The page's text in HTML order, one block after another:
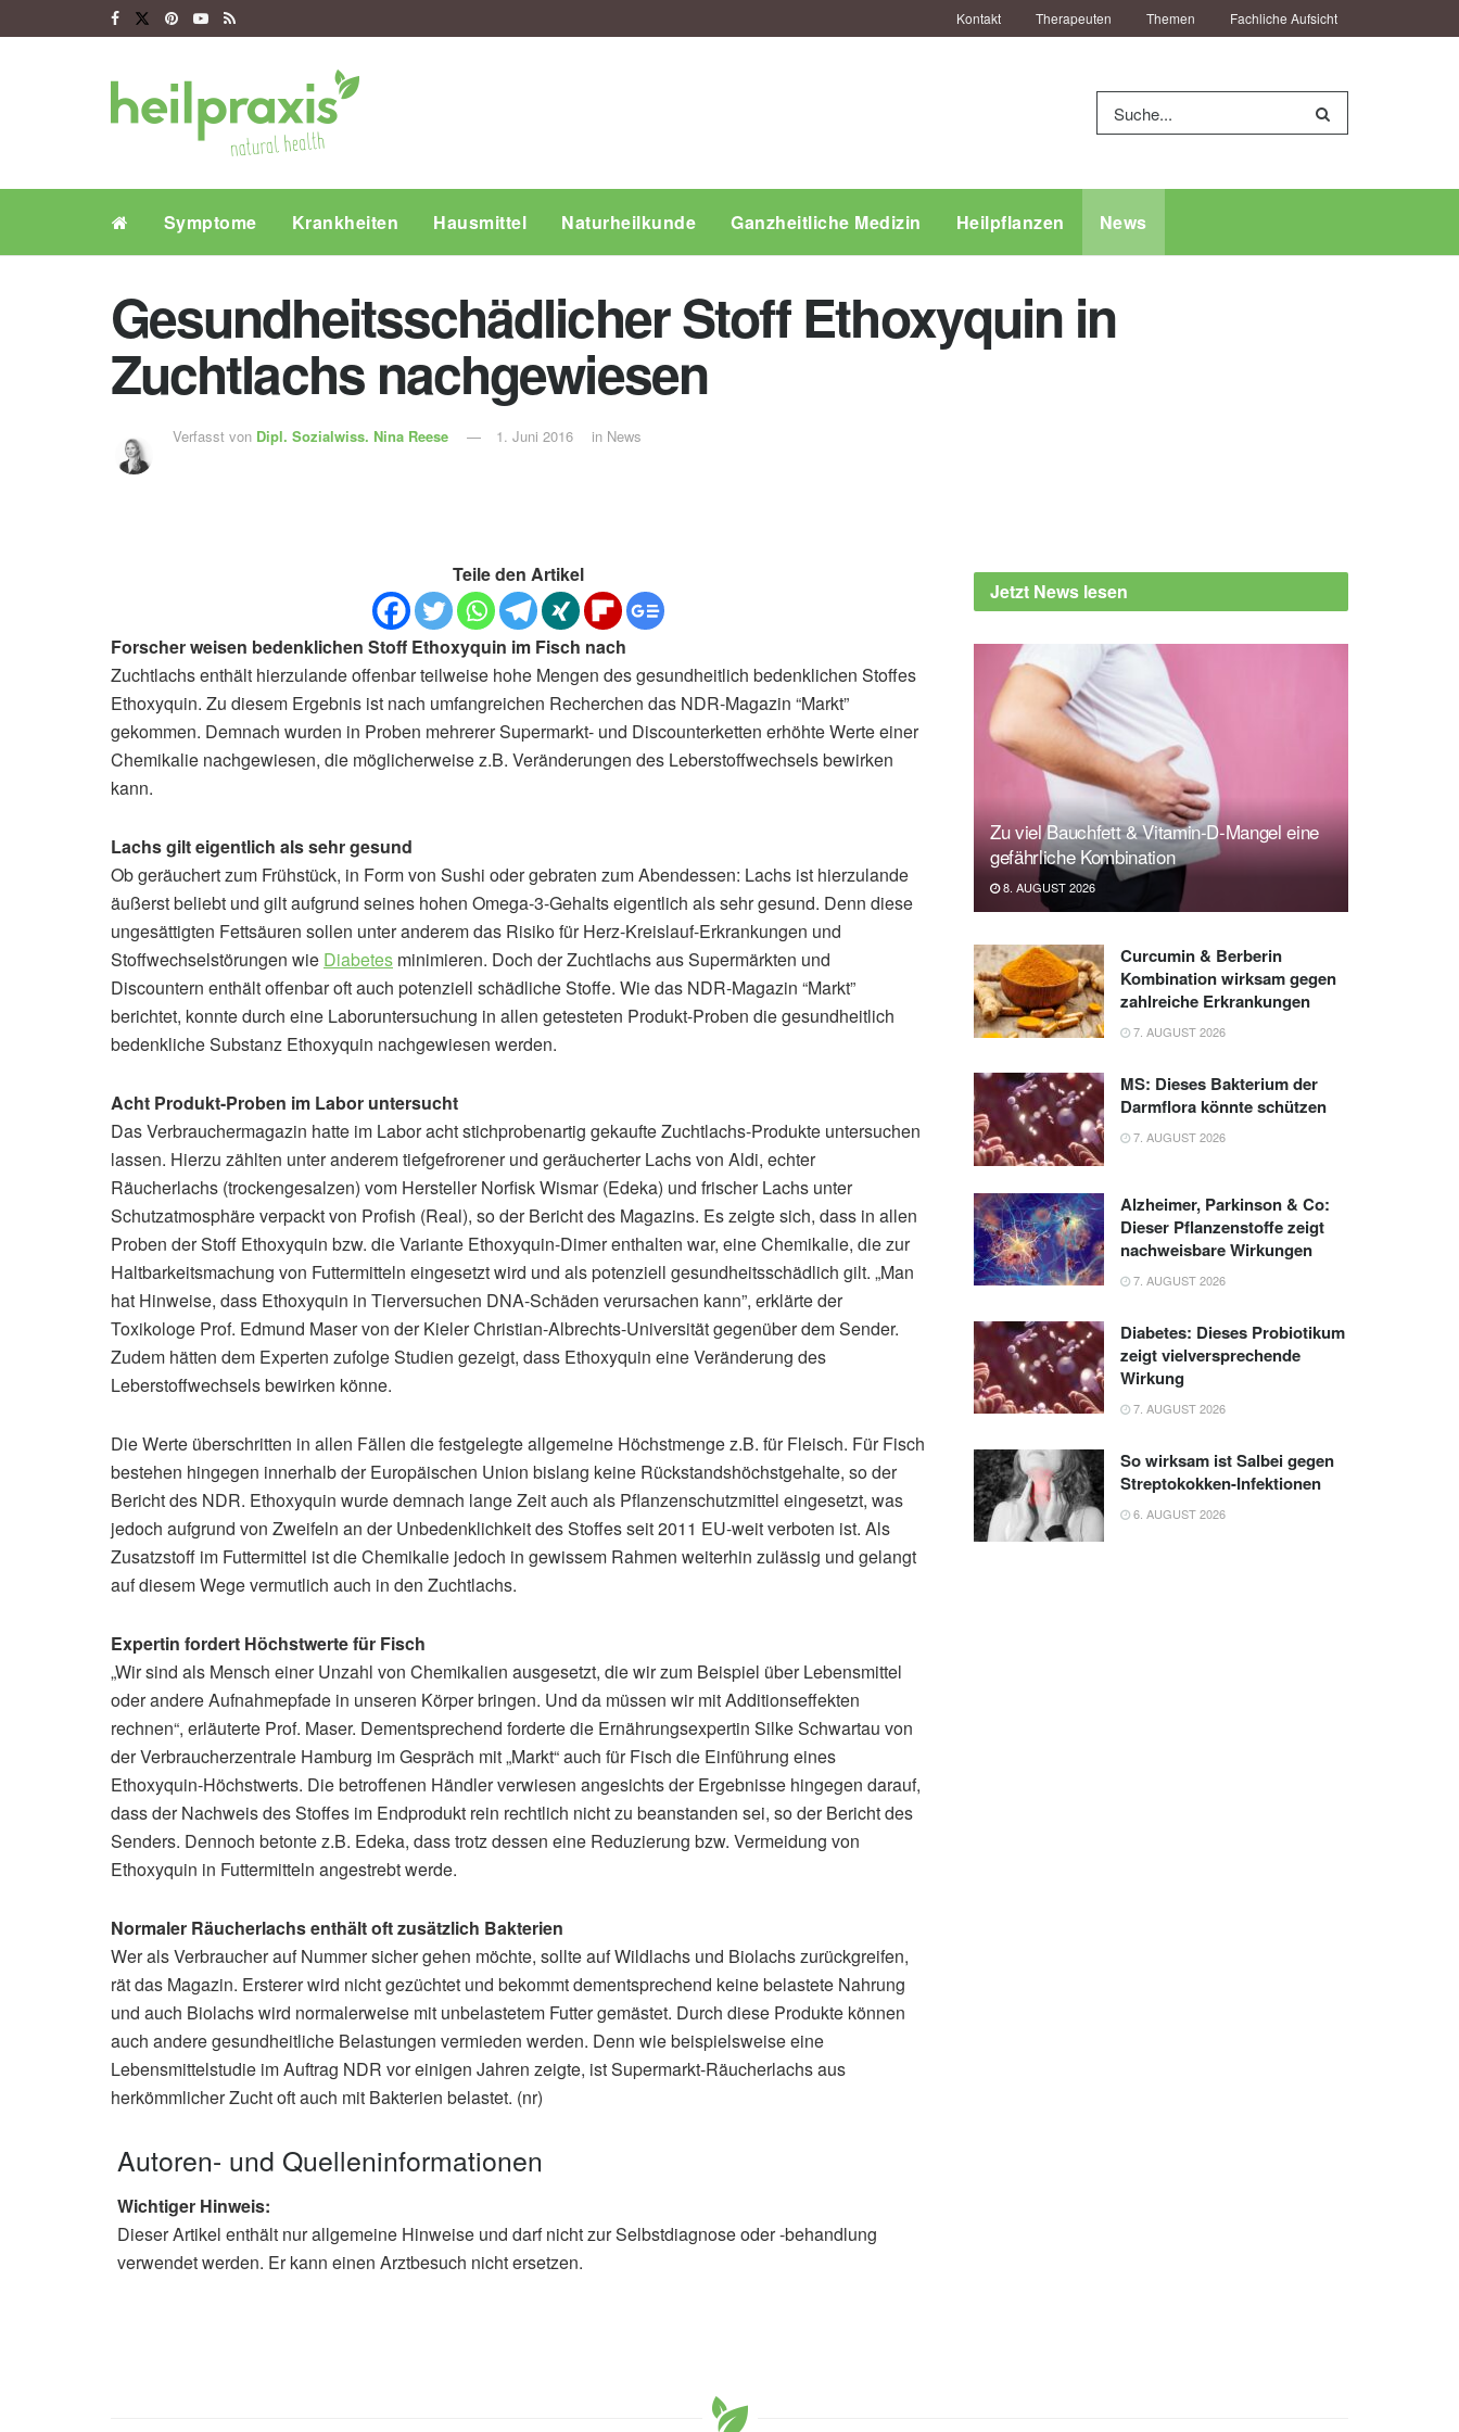
Kontakt Therapeuten Themen Fachliche Aufsicht
Symptome Krankheiten Hausmittel Naturheilkunde Ganzheitliche Medizin Heilpflanzen News
Gesundheitsschädlicher Stoff Ethoxyquin in
Zuchtlachs nachgewiesen
Verfasst von Dipl. Sozialwiss. Nina Reese 1. Juni 2016 in News
Teile den Artikel
Forscher weisen bedenklichen Stoff Ethoxyquin im Fisch nach
Zuchtlachs enthält hierzulande offenbar teilweise hohe Mengen des gesundheitlich bedenklichen Stoffes
Ethoxyquin. Zu diesem Ergebnis ist nach umfangreichen Recherchen das NDR-Magazin “Markt”
gekommen. Demnach wurden in Proben mehrerer Supermarkt- und Discounterketten erhöhte Werte einer
Chemikalie nachgewiesen, die möglicherweise z.B. Veränderungen des Leberstoffwechsels bewirken
kann.
Lachs gilt eigentlich als sehr gesund
Ob geräuchert zum Frühstück, in Form von Sushi oder gebraten zum Abendessen: Lachs ist hierzulande
äußerst beliebt und gilt aufgrund seines hohen Omega-3-Gehalts eigentlich als sehr gesund. Denn diese
ungesättigten Fettsäuren sollen unter anderem das Risiko für Herz-Kreislauf-Erkrankungen und
Stoffwechselstörungen wie Diabetes minimieren. Doch der Zuchtlachs aus Supermärkten und
Discountern enthält offenbar oft auch potenziell schädliche Stoffe. Wie das NDR-Magazin “Markt”
berichtet, konnte durch eine Laboruntersuchung in allen getesteten Produkt-Proben die gesundheitlich
bedenkliche Substanz Ethoxyquin nachgewiesen werden.
Acht Produkt-Proben im Labor untersucht
Das Verbrauchermagazin hatte im Labor acht stichprobenartig gekaufte Zuchtlachs-Produkte untersuchen
lassen. Hierzu zählten unter anderem tiefgefrorener und geräucherter Lachs von Aldi, echter
Räucherlachs (trockengesalzen) vom Hersteller Norfisk Wismar (Edeka) und frischer Lachs unter
Schutzatmosphäre verpackt von Profish (Real), so der Bericht des Magazins. Es zeigte sich, dass in allen
Proben der Stoff Ethoxyquin bzw. die Variante Ethoxyquin-Dimer enthalten war, eine Chemikalie, die zur
Haltbarkeitsmachung von Futtermitteln eingesetzt wird und als potenziell gesundheitsschädlich gilt. „Man
hat Hinweise, dass Ethoxyquin in Tierversuchen DNA-Schäden verursachen kann”, erklärte der
Toxikologe Prof. Edmund Maser von der Kieler Christian-Albrechts-Universität gegenüber dem Sender.
Zudem hätten dem Experten zufolge Studien gezeigt, dass Ethoxyquin eine Veränderung des
Leberstoffwechsels bewirken könne.
Die Werte überschritten in allen Fällen die festgelegte allgemeine Höchstmenge z.B. für Fleisch. Für Fisch
bestehen hingegen innerhalb der Europäischen Union bislang keine Rückstandshöchstgehalte, so der
Bericht des NDR. Ethoxyquin wurde demnach lange Zeit auch als Pflanzenschutzmittel eingesetzt, was
jedoch aufgrund von Zweifeln an der Unbedenklichkeit des Stoffes seit 2011 EU-weit verboten ist. Als
Zusatzstoff im Futtermittel ist die Chemikalie jedoch in gewissem Rahmen weiterhin zulässig und gelangt
auf diesem Wege vermutlich auch in den Zuchtlachs.
Expertin fordert Höchstwerte für Fisch
„Wir sind als Mensch einer Unzahl von Chemikalien ausgesetzt, die wir zum Beispiel über Lebensmittel
oder andere Aufnahmepfade in unseren Körper bringen. Und da müssen wir mit Additionseffekten
rechnen“, erläuterte Prof. Maser. Dementsprechend forderte die Ernährungsexpertin Silke Schwartau von
der Verbraucherzentrale Hamburg im Gespräch mit „Markt“ auch für Fisch die Einführung eines
Ethoxyquin-Höchstwerts. Die betroffenen Händler verwiesen angesichts der Ergebnisse hingegen darauf,
dass der Nachweis des Stoffes im Endprodukt rein rechtlich nicht zu beanstanden sei, so der Bericht des
Senders. Dennoch betonte z.B. Edeka, dass trotz dessen eine Reduzierung bzw. Vermeidung von
Ethoxyquin in Futtermitteln angestrebt werde.
Normaler Räucherlachs enthält oft zusätzlich Bakterien
Wer als Verbraucher auf Nummer sicher gehen möchte, sollte auf Wildlachs und Biolachs zurückgreifen,
rät das Magazin. Ersterer wird nicht gezüchtet und bekommt dementsprechend keine belastete Nahrung
und auch Biolachs wird normalerweise mit unbelastetem Futter gemästet. Durch diese Produkte können
auch andere gesundheitliche Belastungen vermieden werden. Denn wie beispielsweise eine
Lebensmittelstudie im Auftrag NDR vor einigen Jahren zeigte, ist Supermarkt-Räucherlachs aus
herkömmlicher Zucht oft auch mit Bakterien belastet. (nr)
Autoren- und Quelleninformationen
Wichtiger Hinweis:
Dieser Artikel enthält nur allgemeine Hinweise und darf nicht zur Selbstdiagnose oder -behandlung
verwendet werden. Er kann einen Arztbesuch nicht ersetzen.
Jetzt News lesen
Zu viel Bauchfett & Vitamin-D-Mangel eine
gefährliche Kombination
8. AUGUST 2026
Curcumin & Berberin
Kombination wirksam gegen
zahlreiche Erkrankungen
7. AUGUST 2026
MS: Dieses Bakterium der
Darmflora könnte schützen
7. AUGUST 2026
Alzheimer, Parkinson & Co:
Dieser Pflanzenstoffe zeigt
nachweisbare Wirkungen
7. AUGUST 2026
Diabetes: Dieses Probiotikum
zeigt vielversprechende
Wirkung
7. AUGUST 2026
So wirksam ist Salbei gegen
Streptokokken-Infektionen
6. AUGUST 2026